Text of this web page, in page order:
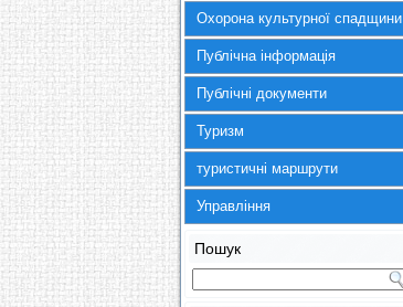
Охорона культурної спадщини
Публічна інформація
Публічні документи
Туризм
туристичні маршрути
Управління
Пошук